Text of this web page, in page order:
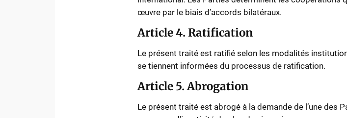
œuvre par le biais d’accords bilatéraux.
Article 4. Ratification
Le présent traité est ratifié selon les modalités
se tiennent informées du processus de ratification.
Article 5. Abrogation
Le présent traité est abrogé à la demande de l’une des